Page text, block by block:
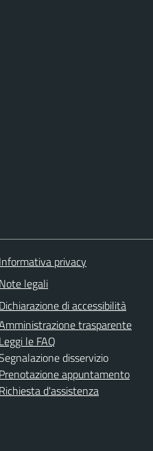
Informativa privacy
Note legali
Dichiarazione di accessibilità
trasparente
Leggi le FAQ
disservizio
Prenotazione appuntamento
Richiesta d'assistenza